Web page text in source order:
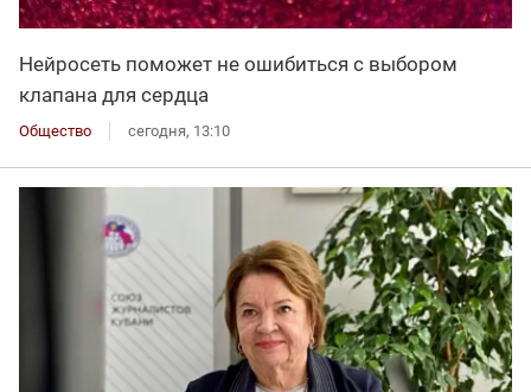
Нейросеть поможет не ошибиться с выбором
клапана для сердца
Общество сегодня, 13:10